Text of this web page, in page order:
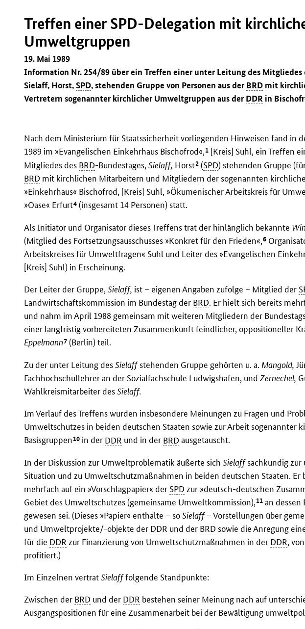
Treffen einer SPD-Delegation mit
Umweltgruppen
19. Mai 1989
Information Nr. 254/89 über ein Treffen einer unter Leitung des Mitgliedes
Sielaff, Horst,SPD, stehenden Gruppe von Personen aus derBRD mit
Vertretern sogenannter kirchlicher Umweltgruppen aus derDDR in
Nach dem Ministerium für Staatssicherheit vorliegenden Hinweisen fand in
1989 im »Evangelischen Einkehrhaus Bischofrod«,1 [Kreis] Suhl, ein Treffen
Mitgliedes des BRD-Bundestages,Sielaff, Horst2 (SPD) stehenden Gruppe
BRD mit kirchlichen Mitarbeitern und Mitgliedern der sogenannten
»Einkehrhaus« Bischofrod, [Kreis] Suhl, »Ökumenischer Arbeitskreis für
»Oase« Erfurt4 (insgesamt 14 Personen) statt.
Als Initiator und Organisator dieses Treffens trat der hinlänglich bekannte
(Mitglied des Fortsetzungsausschusses »Konkret für den Frieden«,6
Arbeitskreises für Umweltfragen« Suhl und Leiter des »Evangelischen
[Kreis] Suhl) in Erscheinung.
Der Leiter der Gruppe,Sielaff, ist – eigenen Angaben zufolge – Mitglied der
Landwirtschaftskommission im Bundestag der BRD. Er hielt sich bereits
und nahm im April 1988 gemeinsam mit weiteren Mitgliedern der
einer langfristig vorbereiteten Zusammenkunft feindlicher, oppositioneller
Eppelmann7 (Berlin) teil.
Zu der unter Leitung desSielaffstehenden Gruppe gehörten u. a. Mangold,
Fachhochschullehrer an der Sozialfachschule Ludwigshafen, undZernechel,
Wahlkreismitarbeiter desSielaff.
Im Verlauf des Treffens wurden insbesondere Meinungen zu Fragen und
Umweltschutzes in beiden deutschen Staaten sowie zur Arbeit sogenannter
Basisgruppen10 in der DDR und in der BRD ausgetauscht.
In der Diskussion zur Umweltproblematik äußerte sichSielaffsachkundig
Situation und zu Umweltschutzmaßnahmen in beiden deutschen Staaten. Er
mehrfach auf ein »Vorschlagpapier« der SPD zur »deutsch-deutschen
Gebiet des Umweltschutzes (gemeinsame Umweltkommission),11 an dessen
gewesen sei. (Dieses »Papier« enthalte – soSielaff– Vorstellungen über
und Umweltprojekte/-objekte der DDR und der BRD sowie die Anregung
für die DDR zur Finanzierung von Umweltschutzmaßnahmen in der DDR,
profitiert.)
Im Einzelnen vertratSielafffolgende Standpunkte:
Zwischen der BRD und der DDR bestehen seiner Meinung nach auf
Ausgangspositionen für eine Zusammenarbeit bei der Bewältigung